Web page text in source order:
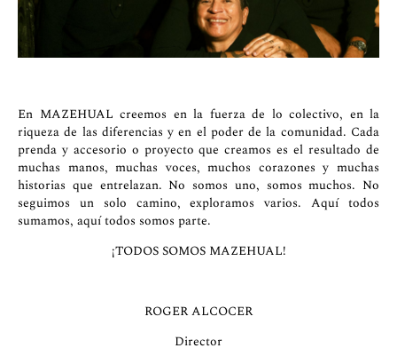
En MAZEHUAL creemos en la fuerza de lo colectivo, en la
riqueza de las diferencias y en el poder de la comunidad. Cada
prenda y accesorio o proyecto que creamos es el resultado de
muchas manos, muchas voces, muchos corazones y muchas
historias que entrelazan. No somos uno, somos muchos. No
seguimos un solo camino, exploramos varios. Aquí todos
sumamos, aquí todos somos parte.
¡TODOS SOMOS MAZEHUAL!
ROGER ALCOCER
Director